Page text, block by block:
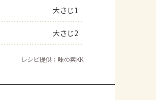
大さじ1
大さじ2
レシピ提供：味の素KK